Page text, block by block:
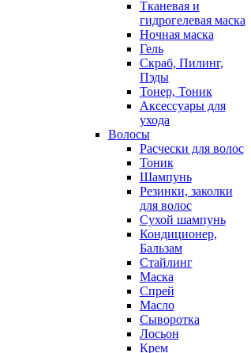
Тканевая и
гидрогелевая маска
Ночная маска
Гель
Скраб, Пилинг,
Пэды
Тонер, Тоник
Аксессуары для
ухода
Волосы
Расчески для волос
Тоник
Шампунь
Резинки, заколки
для волос
Сухой шампунь
Кондиционер,
Бальзам
Стайлинг
Маска
Спрей
Масло
Сыворотка
Лосьон
Крем